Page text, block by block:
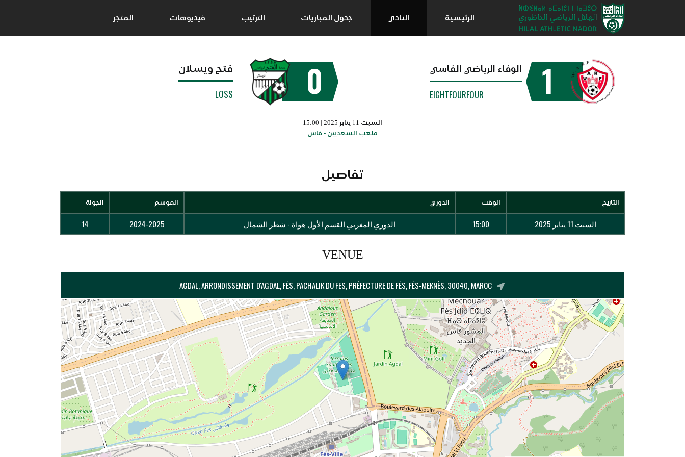
الرئيسية النادي جدول المباريات الترتيب فيديوهات المتجر
1 الوفاء الرياضي الفاسي
EIGHTFOURFOUR
0 فتح ويسلان
LOSS
السبت 11 يناير 2025 | 15:00
ملعب السعديين - فاس
تفاصيل
التاريخ الوقت الدوري الموسم الجولة
السبت 11 يناير 2025 15:00 الدوري المغربي القسم الأول هواة - شطر الشمال 2024-2025
14
VENUE
AGDAL, ARRONDISSEMENT D'AGDAL, FÈS, PACHALIK DU FES, PRÉFECTURE DE FÈS, FÈS-MEKNÈS, 30040, MAROC